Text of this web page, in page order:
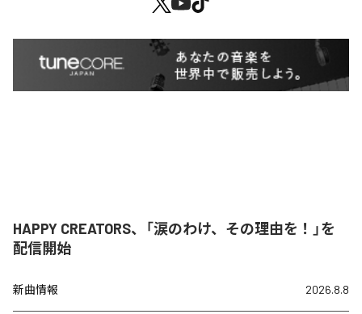
HAPPY CREATORS、「涙のわけ、その理由を！」を
配信開始
新曲情報 2026.8.8